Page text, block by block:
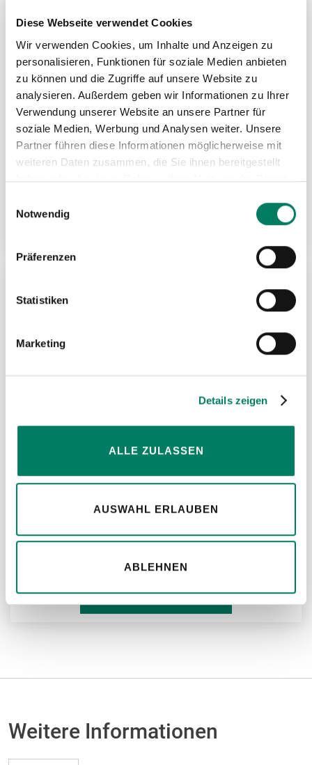
Diese Webseite verwendet Cookies
Wir verwenden Cookies, um Inhalte und Anzeigen zu
personalisieren, Funktionen für soziale Medien anbieten
zu können und die Zugriffe auf unsere Website zu
analysieren. Außerdem geben wir Informationen zu Ihrer
Verwendung unserer Website an unsere Partner für
soziale Medien, Werbung und Analysen weiter. Unsere
Partner führen diese Informationen möglicherweise mit
weiteren Daten zusammen, die Sie ihnen bereitgestellt
haben oder die sie im Rahmen Ihrer Nutzung der Dienste
Notwendig
Präferenzen
Statistiken
Marketing
Details zeigen
ALLE ZULASSEN
AUSWAHL ERLAUBEN
ABLEHNEN
ZUR
Stahldrahtseil Machart S, 6x19 Seale,
Stahleinlage nach EN
Weitere Informationen